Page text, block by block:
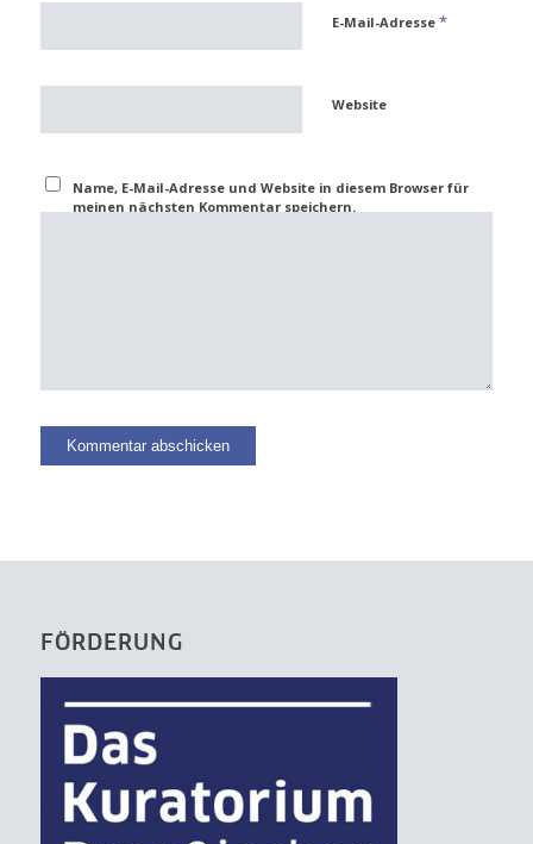
E-Mail-Adresse *
Website
Name, E-Mail-Adresse und Website in diesem Browser für
meinen nächsten Kommentar speichern.
FÖRDERUNG